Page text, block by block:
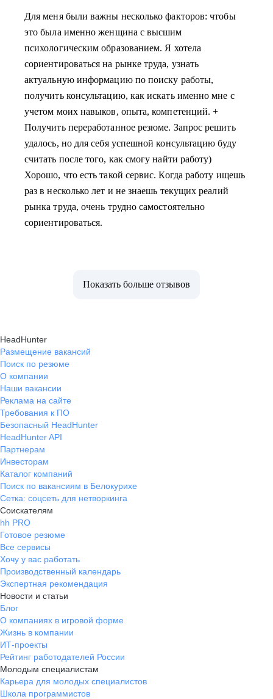
Для меня были важны несколько факторов: чтобы
это была именно женщина с высшим
психологическим образованием. Я хотела
сориентироваться на рынке труда, узнать
актуальную информацию по поиску работы,
получить консультацию, как искать именно мне с
учетом моих навыков, опыта, компетенций. +
Получить переработанное резюме. Запрос решить
удалось, но для себя успешной консультацию буду
считать после того, как смогу найти работу)
Хорошо, что есть такой сервис. Когда работу ищешь
раз в несколько лет и не знаешь текущих реалий
рынка труда, очень трудно самостоятельно
сориентироваться.
Показать больше отзывов
HeadHunter
Размещение вакансий
Поиск по резюме
О компании
Наши вакансии
Реклама на сайте
Требования к ПО
Безопасный HeadHunter
HeadHunter API
Партнерам
Инвесторам
Каталог компаний
Поиск по вакансиям в Белокурихе
Сетка: соцсеть для нетворкинга
Соискателям
hh PRO
Готовое резюме
Все сервисы
Хочу у вас работать
Производственный календарь
Экспертная рекомендация
Новости и статьи
Блог
О компаниях в игровой форме
Жизнь в компании
ИТ-проекты
Рейтинг работодателей России
Молодым специалистам
Карьера для молодых специалистов
Школа программистов